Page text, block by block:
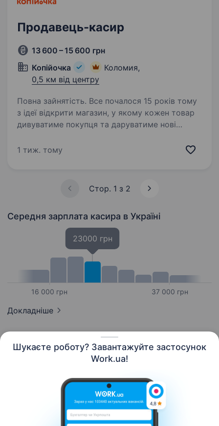
Шукаєте роботу? Завантажуйте застосунок
Work.ua!
Продавець-касир
13 600 – 15 600 грн
Копійочка
Коломия,
0,5 км від центру
Повна зайнятість. Все почалося 15 років тому
з ідеї відкрити магазин, у якому кожен товар
дивуватиме покупця та даруватиме нові
понад 500 магазинів у 16 областях України,
1 тиж. тому
Стор. 1 з 2
Середня зарплата касира в Україні
16 000 грн
23000 грн
37 000 грн
Докладніше